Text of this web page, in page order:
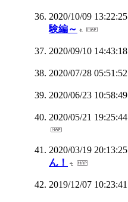
2020/10/09 13:22:25
験編～
2020/09/10 14:43:18
2020/07/28 05:51:52
2020/06/23 10:58:49
2020/05/21 19:25:44
2020/03/19 20:13:25
ん！
2019/12/07 10:23:41